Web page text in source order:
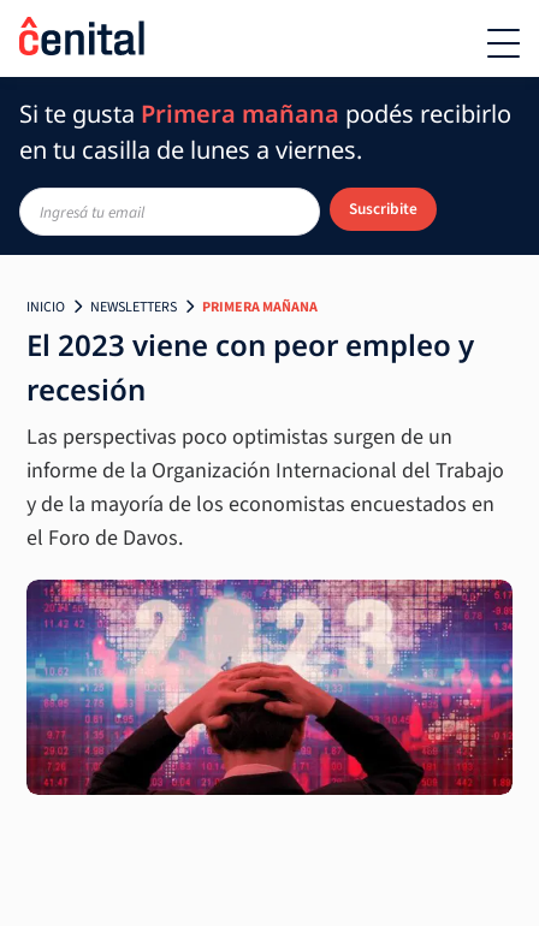
Si te gusta Primera mañana podés recibirlo
en tu casilla de lunes a viernes.
Suscribite
INICIO NEWSLETTERS PRIMERA MAÑANA
El 2023 viene con peor empleo y
recesión
Las perspectivas poco optimistas surgen de un
informe de la Organización Internacional del Trabajo
y de la mayoría de los economistas encuestados en
el Foro de Davos.